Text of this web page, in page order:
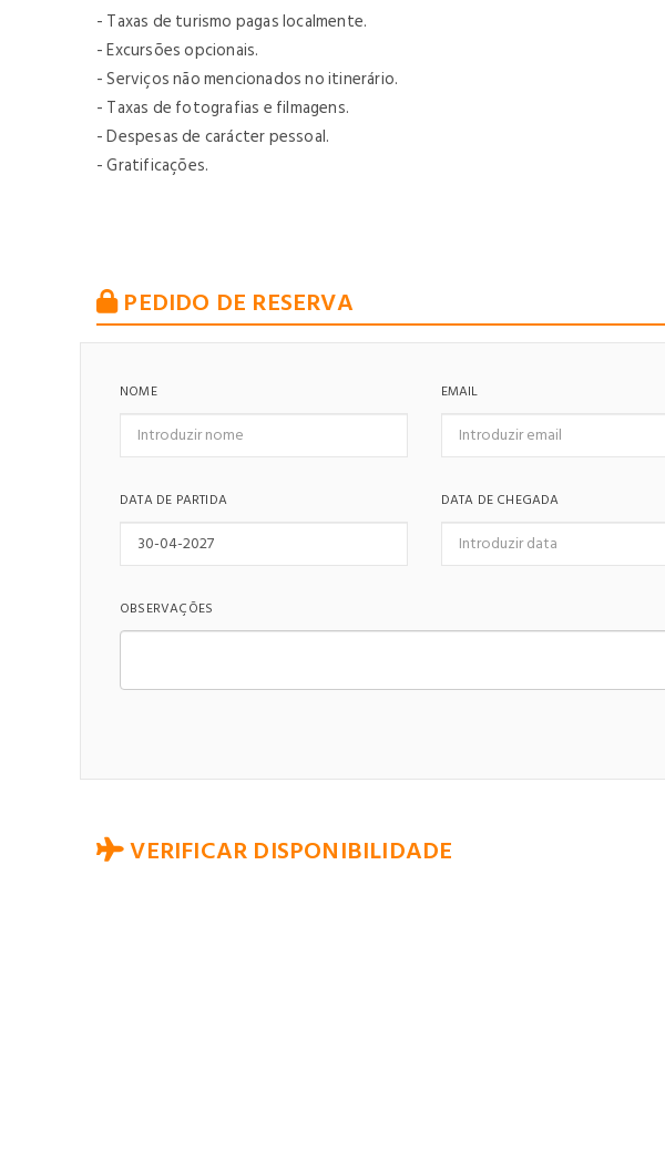
- Taxas de turismo pagas localmente.
- Excursões opcionais.
- Serviços não mencionados no itinerário.
- Taxas de fotografias e filmagens.
- Despesas de carácter pessoal.
- Gratificações.
PEDIDO DE RESERVA
NOME EMAIL
DATA DE PARTIDA DATA DE CHEGADA
OBSERVAÇÕES
VERIFICAR DISPONIBILIDADE